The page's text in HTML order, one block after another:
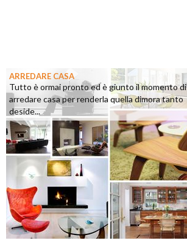
ARREDARE CASA
Tutto è ormai pronto ed è giunto il momento di
arredare casa per renderla quella dimora tanto
deside...